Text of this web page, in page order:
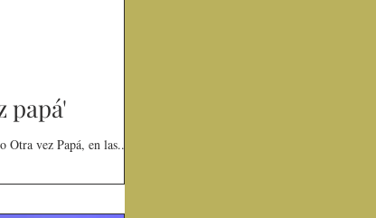
papá'
vez Papá, en las...